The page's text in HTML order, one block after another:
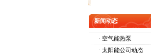
新闻动态
· 空气能热泵
· 太阳能公司动态